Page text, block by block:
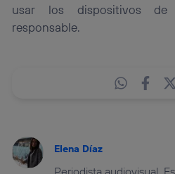
usar los dispositivos
responsable.
Elena Díaz
Periodista audiovisual.